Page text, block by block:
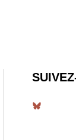
Bluesky